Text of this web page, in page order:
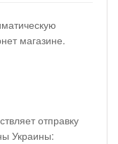
магазине.
отправку
Украины: